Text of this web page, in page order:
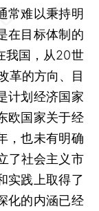
难以秉持明
在目标体制的
我国，从20世
革的方向、目
计划经济国家
欧国家关于经
，也未有明确
了社会主义市
实践上取得了
化的内涵已经